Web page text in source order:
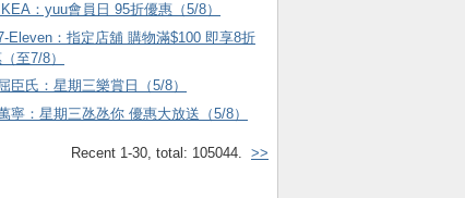
IKEA：yuu會員日 95折優惠（5/8）
Eleven：指定店舖 購物滿$100 即享8折
至7/8）
臣氏：星期三樂賞日（5/8）
寧：星期三氹氹你 優惠大放送（5/8）
Recent 1-30, total: 105044. >>